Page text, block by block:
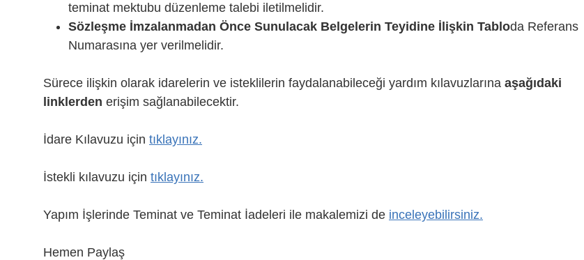
teminat mektubu düzenleme talebi iletilmelidir.
Sözleşme İmzalanmadan Önce Sunulacak Belgelerin Teyidine İlişkin Tabloda Referans
Numarasına yer verilmelidir.
Sürece ilişkin olarak idarelerin ve isteklilerin faydalanabileceği yardım kılavuzlarına aşağıdaki
linklerden erişim sağlanabilecektir.
İdare Kılavuzu için tıklayınız.
İstekli kılavuzu için tıklayınız.
Yapım İşlerinde Teminat ve Teminat İadeleri ile makalemizi de inceleyebilirsiniz.
Hemen Paylaş